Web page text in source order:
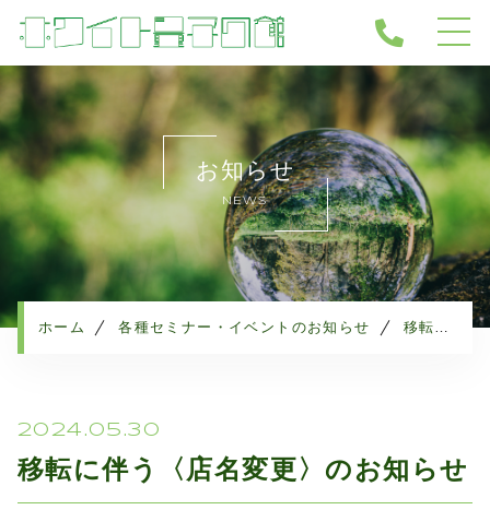
ホーム
当店について
サービス
ホワイト量子健康機器
ホワイト量子関連商品
ホワイト量子ドーム導入サロン
ブログ
お知らせ
NEWS
ホーム 各種セミナー・イベントのお知らせ 移転に伴う〈店名変更〉のお知らせ
2024.05.30
移転に伴う〈店名変更〉のお知らせ